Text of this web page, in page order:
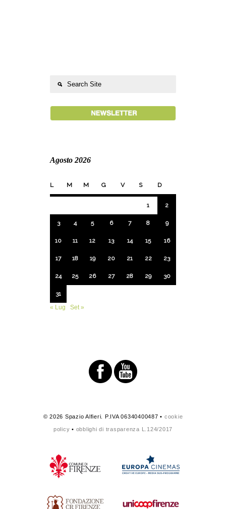
Agosto 2026
L M M G V S D
1 2
3 4 5 6 7 8 9
10 11 12 13 14 15 16
17 18 19 20 21 22 23
24 25 26 27 28 29 30
31
« Lug
Set »
© 2026 Spazio Alfieri. P.IVA 06340400487 • cookie
policy • obblighi di trasparenza L.124/2017